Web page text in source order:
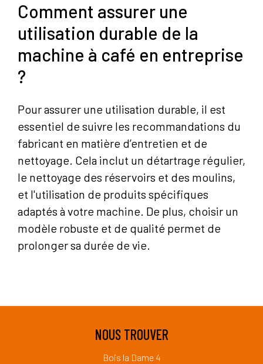
Comment assurer une
utilisation durable de la
machine à café en entreprise
?
Pour assurer une utilisation durable, il est
essentiel de suivre les recommandations du
fabricant en matière d’entretien et de
nettoyage. Cela inclut un détartrage régulier,
le nettoyage des réservoirs et des moulins,
et l'utilisation de produits spécifiques
adaptés à votre machine. De plus, choisir un
modèle robuste et de qualité permet de
prolonger sa durée de vie.
NOUS TROUVER
Bois la Dame 4